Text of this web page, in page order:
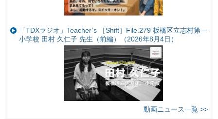
「TDXラジオ」Teacher’s ［Shift］File.279 板橋区立志村第一
小学校 田村 久仁子 先生（前編）（2026年8月4日）
動画ニュース一覧 >>